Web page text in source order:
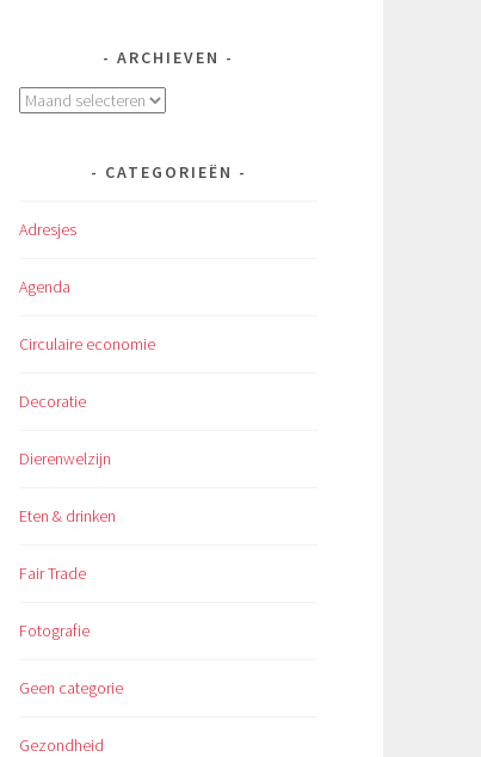
ARCHIEVEN
Archieven
CATEGORIEËN
Adresjes
Agenda
Circulaire economie
Decoratie
Dierenwelzijn
Eten & drinken
Fair Trade
Fotografie
Geen categorie
Gezondheid